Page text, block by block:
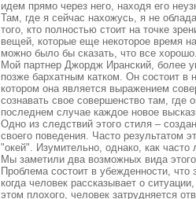
идем прямо через него, находя его
Там, где я сейчас нахожусь, я не
того, кто полностью стоит на точке
вещей, которые еще некоторое время
можно было бы сказать, что все
Мой партнер Джордж Иранский, более
позже бархатным катком. Он состоит в
котором она является выражением
сознавать свое совершенство там, где
последнем случае каждое новое
Одно из следствий этого стиля –
своего поведения. Часто результатом
"окей". Изумительно, однако, как
Мы заметили два возможных вида
Проблема состоит в убежденности,
когда человек рассказывает о
этом плохого, человек затрудняется